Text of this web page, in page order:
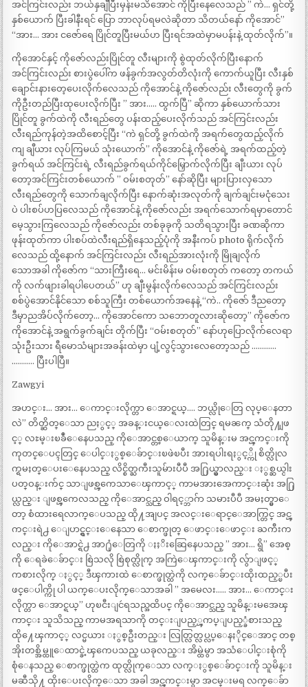
အင်ကြင်းလည်း ဘယ်နှချီပြီးမှန်းမသိအောင် ကိုပြီးနေလေသည် ” ကဲ… ရှင်တို့
နှစ်ယောက် ပြီးခါနီးရင် ပြော ဘာလုပ်ရမလဲဆိုတာ သိတယ်နော် ကိုအောင်”
“အား… အား ငဇော်ရေ ပြိုင်တူပြီးမယ်ဟ ပြီးရင်အထဲမှာမပန်းနဲ့ ထုတ်လိုက်”။
ကိုအောင်နှင့် ကိုဇော်လည်းပြိုင်တူ လီးများကို စွဲထုတ်လိုက်ပြီးနောက်
အင်ကြင်းလည်း စားပွဲပေါ်က ဖန်ခွက်အလွတ်တိလုံးကို ကောက်ယူပြီး လီးနှစ်
ချောင်းနားတေ့ပေးလိုက်လေသည် ကိုအောင်နဲ့ ကိုဇော်လည်း လီးတွေကို ခွက်
ကိုဦးတည်ပြီးထုပေးလိုက်ပြီး ” အား….. ထွက်ပြီ” ဆိုကာ နှစ်ယောက်သား
ပြိုင်တူ ခွက်ထဲကို လီးရည်တွေ ပန်းထည့်ပေးလိုက်သည် အင်ကြင်းလည်း
လီးရည်ကုန်တဲ့အထိစောင့်ပြီး “ကဲ ရှင်တို့ ခွက်ထဲကို အရက်တွေထည့်လိုက်
ကျ ချီယား လုပ်ကြမယ် သုံးယောက်” ကိုအောင်နဲ့ ကိုဇော်ရဲ့ အရက်ထည့်တဲ့
ခွက်ရယ် အင်ကြင်းရဲ့ လီးရည်ခွက်ရယ်ကိုင်မြှောက်လိုက်ပြီး ချီးယား လုပ်
တော့အင်ကြင်းတစ်ယောက် ” ဝမ်းစတုတ်” နော်ဆိုပြီး များပြားလှသော
လီးရည်တွေကို သောက်ချလိုက်ပြီး နောက်ဆုံးအလုတ်ကို ချက်ချင်းမငုံသေး
ပဲ ပါးစပ်ဟပြလေသည် ကိုအောင်နဲ့ ကိုဇော်လည်း အရက်သောက်ရမှာတောင်
မေ့သွားကြလေသည် ကိုဇော်လည်း တစ်ခုခုကို သတိရသွားပြီး ခဏဆိုကာ
ဖုန်းထုတ်ကာ ပါးစပ်ထဲလီးရည်ရှိနေသည့်ပုံကို အနီးကပ် photo ရိုက်လိုက်
လေသည် ထို့နောက် အင်ကြင်းလည်း လီးရည်အားလုံးကို မြိုချလိုက်
သောအခါ ကိုဇော်က “သားကြီးရေ… မင်းမိန်းမ ဝမ်းစတုတ် ကတော့ တကယ်
ကို လက်ဖျားခါရပါပေတယ်” ဟု ချီးမွန်းလိုက်လေသည် အင်ကြင်းလည်း
စစ်ပွဲအောင်နိုင်သော စစ်သူကြီး တစ်ယောက်အနေနဲ့ “ကဲ.. ကိုဇော် ဒီညတော့
ဒီမှာညအိပ်လိုက်တော့… ကိုအောင်ကော သဘောတူလားဆိုတော့” ကိုဇော်က
ကိုအောင်နဲ့ အရွက်ခွက်ချင်း တိုက်ပြီး “ဝမ်းစတုတ်” နော်ဟုပြောလိုက်လေရာ
သုံးဦးသား ရီမောသံများအခန်းထဲမှာ ပျံ့လွင့်သွားလေတော့သည် …………
……….. ပြီးပါပြီ။
Zawgyi
အဟင္း… အား… ေကာင္းလိုက္တာ ေအာင္ရယ္…. ဘယ္လိုေတြ လုပ္ေနတာ
လဲ” တိတ္ဆိတ္ေသာ ညႏွင့္ အခန္းငယ္ေလးထဲတြင္ ရမၼက္ သံတို႔ျဖ
င့္ လႊမ္းၿခဳံေနေပသည္ ကိုေအာင္တစ္ေယာက္ သူမိန္းမ အင္ၾကင္းကို
ကုတင္ေပၚတြင္ ေပါင္ႏွစ္ေခ်ာင္းၿဖဲၿပီး အားရပါးရႏွင့္ကို စိတ္လိုလ
က္ရမႈတ္ေပးေနေပသည္ လိင္စိတ္ႀကီးသူမ်ားပီပီ အ႐ြယ္မွာလည္း ႏွစ္ဆယ္ငါး
ပတ္ဝန္းက်င္ သာျဖစ္ၾကေသာေၾကာင့္ ကာမအားအေကာင္းဆုံး အ႐ြ
ယ္လည္း ျဖစ္ၾကေလသည္ ကိုေအာင္သည္ ဝါရင့္ဘာဂ်ာ သမားပီပီ အမႈတ္မွာေ
တာ့ စံထားရေလာက္ေပသည္ ထို႔အျပင္ အလင္းေရာင္ေအာက္တြင္ အင္ၾ
ကင္းရဲ႕ ေျပာင္ရွင္းေနေသာ ေစာက္ဖုတ္ ေဖာင္းေဖာင္း ႀကီးက
လည္း ကိုေအာင္ရဲ႕ အာ႐ုံေတြကို ႏႈိးဆြေနေပသည္ ” အား… ရွိ” အေစ့
ကို ေရခဲေခ်ာင္း စြဲသလို စြဲစုတ္လိုက္ အကြဲေၾကာင္းကို လွ်ာျဖင့္
ကစားလိုက္ ႏွင့္ ဒီၾကားထဲ ေစာက္ဖုတ္ထဲကို လက္ေခ်ာင္းထိုးထည့္ၿပီး
ဖင္ေပါက္ကို ပါ ယက္ေပးလိုက္ေသာအခါ ” အမေလး….. အား… ေကာင္း
လိုက္တာ ေအာင္ရယ္” ဟုၿငီးျငဴရသည္အထိပင္ ကိုေအာင္သည္ သူမိန္းမအေၾ
ကာင္း သူသိသည္ ကာမအရသာကို တင္းျပည့္ၾကပ္ျပည့္ခံစားသည္
ထို႔ေၾကာင့္ လင္မယား ႏွစ္ဦးတည္း လြတ္လြတ္လပ္လပ္ေနႏိုင္ေအာင္ တစ္
အိုးတစ္အိမ္ထူေထာင္ခဲ့ၾကေပသည္ ယခုလည္း အိမ္ထဲမွာ အသံေပါင္းစုံကို
စုံေနသည္ ေစာက္ဖုတ္ထဲက ထုတ္လိုက္ေသာ လက္ႏွစ္ေခ်ာင္းကို သူမိန္း
မဆီသို႔ ထိုးေပးလိုက္ေသာ အခါ အင္ၾကင္းမွာ အငမ္းမရ လက္ေခ်ာ